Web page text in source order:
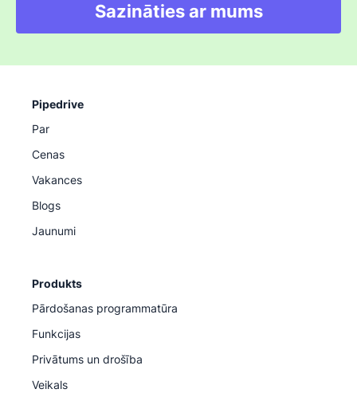
Sazināties ar mums
Pipedrive
Par
Cenas
Vakances
Blogs
Jaunumi
Produkts
Pārdošanas programmatūra
Funkcijas
Privātums un drošība
Veikals